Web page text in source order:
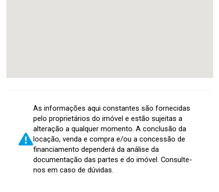
As informações aqui constantes são fornecidas
pelo proprietários do imóvel e estão sujeitas a
alteração a qualquer momento. A conclusão da
locação, venda e compra e/ou a concessão de
financiamento dependerá da análise da
documentação das partes e do imóvel. Consulte-
nos em caso de dúvidas.